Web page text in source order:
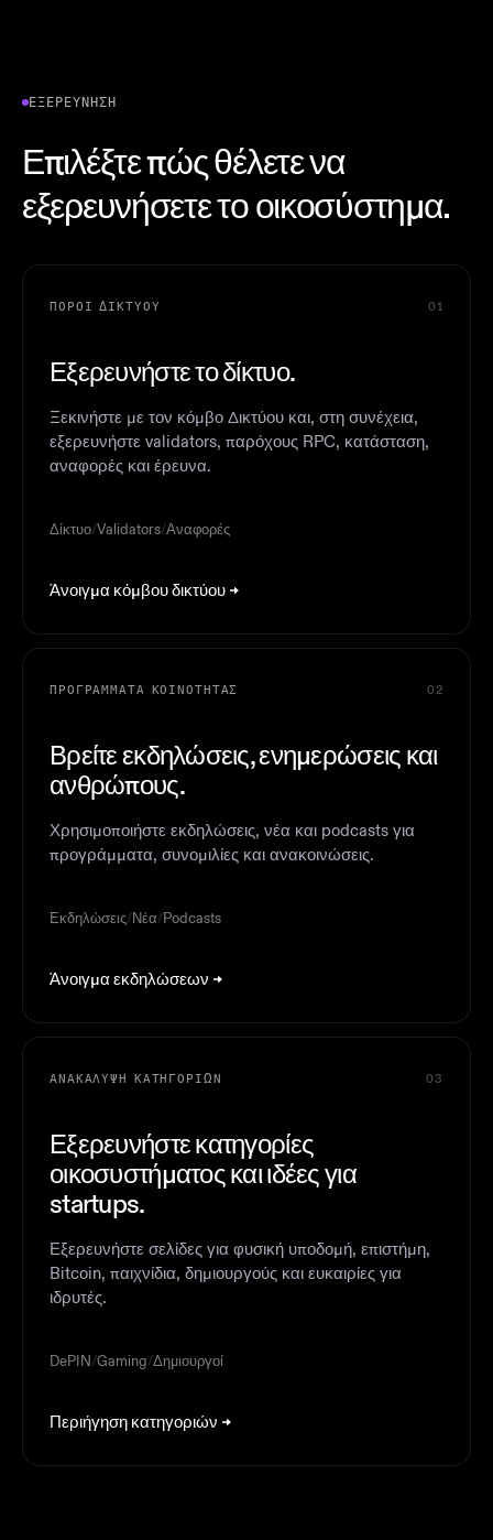
ΕΞΕΡΕΎΝΗΣΗ
Επιλέξτε πώς θέλετε να
εξερευνήσετε το οικοσύστημα.
ΠΌΡΟΙ ΔΙΚΤΎΟΥ 01
Εξερευνήστε το δίκτυο.
Ξεκινήστε με τον κόμβο Δικτύου και, στη συνέχεια,
εξερευνήστε validators, παρόχους RPC, κατάσταση,
αναφορές και έρευνα.
Δίκτυο/Validators/Αναφορές
Άνοιγμα κόμβου δικτύου
ΠΡΟΓΡΆΜΜΑΤΑ ΚΟΙΝΌΤΗΤΑΣ 02
Βρείτε εκδηλώσεις, ενημερώσεις και
ανθρώπους.
Χρησιμοποιήστε εκδηλώσεις, νέα και podcasts για
προγράμματα, συνομιλίες και ανακοινώσεις.
Εκδηλώσεις/Νέα/Podcasts
Άνοιγμα εκδηλώσεων
ΑΝΑΚΆΛΥΨΗ ΚΑΤΗΓΟΡΙΏΝ 03
Εξερευνήστε κατηγορίες
οικοσυστήματος και ιδέες για
startups.
Εξερευνήστε σελίδες για φυσική υποδομή, επιστήμη,
Bitcoin, παιχνίδια, δημιουργούς και ευκαιρίες για
ιδρυτές.
DePIN/Gaming/Δημιουργοί
Περιήγηση κατηγοριών